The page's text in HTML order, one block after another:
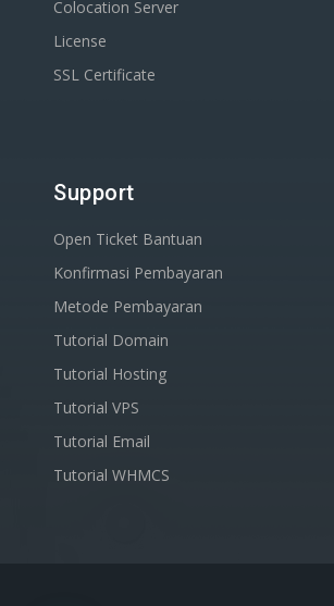
Colocation Server
License
SSL Certificate
Support
Open Ticket Bantuan
Konfirmasi Pembayaran
Metode Pembayaran
Tutorial Domain
Tutorial Hosting
Tutorial VPS
Tutorial Email
Tutorial WHMCS